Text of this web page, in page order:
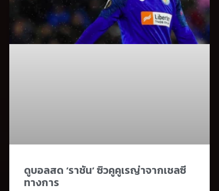
ดูบอลสด ‘ราชัน’ ซิวคูคูเรญ่าจากเชลซี
ทางการ